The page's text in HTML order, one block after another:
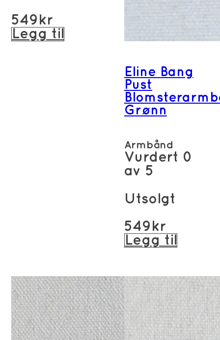
549 kr
Legg til
Eline Bang
Pust
Grønn
Armbånd
Vurdert 0
av 5
Utsolgt
549 kr
Legg til